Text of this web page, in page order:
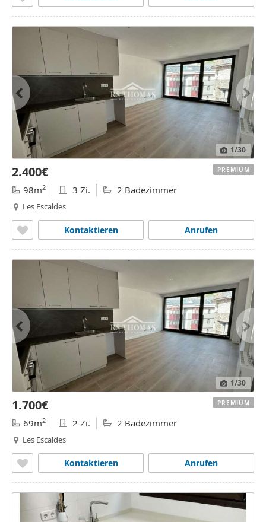
1/30
2.400€
98m2 3 Zi. 2 Badezimmer
Les Escaldes
Anrufen
Kontaktieren
PREMIUM
1/30
1.700€
69m2 2 Zi. 2 Badezimmer
Les Escaldes
Anrufen
Kontaktieren
PREMIUM